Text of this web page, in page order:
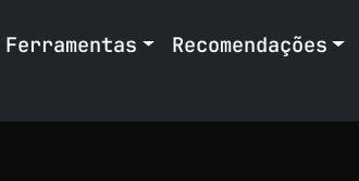
Ferramentas Recomendações